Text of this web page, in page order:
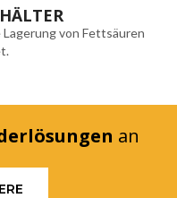
von Fettsäuren
an